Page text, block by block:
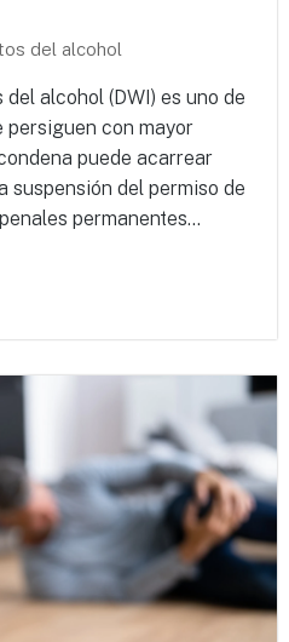
del alcohol
alcohol (DWI) es uno de
persiguen con mayor
puede acarrear
suspensión del permiso de
permanentes...